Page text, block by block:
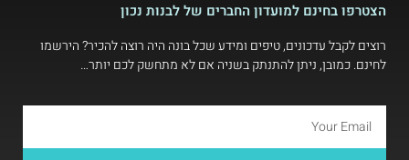
הצטרפו בחינם למועדון החברים של לבנות נכון
רוצים לקבל עדכונים, טיפים ומידע שכל בונה היה רוצה להכיר? הירשמו
לחינם. כמובן, ניתן להתנתק בשניה אם לא מתחשק לכם יותר…